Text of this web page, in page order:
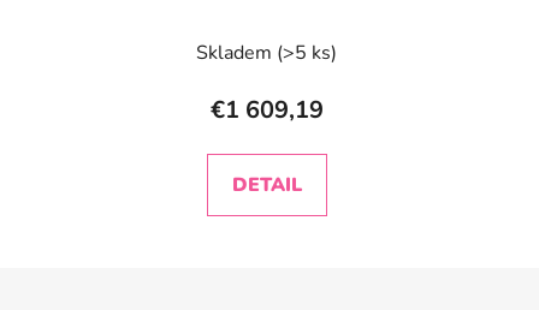
Skladem (>5 ks)
€1 609,19
DETAIL